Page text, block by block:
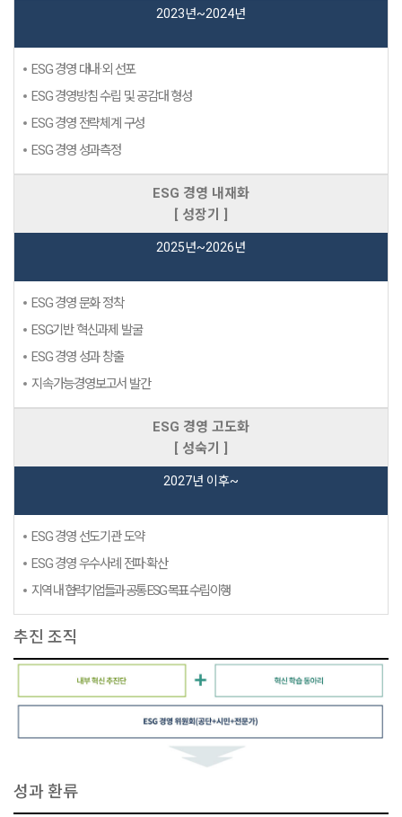
2023년~2024년
ESG 경영 대내·외 선포
ESG 경영방침 수립 및 공감대 형성
ESG 경영 전략체계 구성
ESG 경영 성과측정
ESG 경영 내재화
[ 성장기 ]
2025년~2026년
ESG 경영 문화 정착
ESG기반 혁신과제 발굴
ESG 경영 성과 창출
지속가능경영보고서 발간
ESG 경영 고도화
[ 성숙기 ]
2027년 이후~
ESG 경영 선도기관 도약
ESG 경영 우수사례 전파·확산
지역 내 협력기업들과 공통 ESG 목표 수립·이행
추진 조직
성과 환류